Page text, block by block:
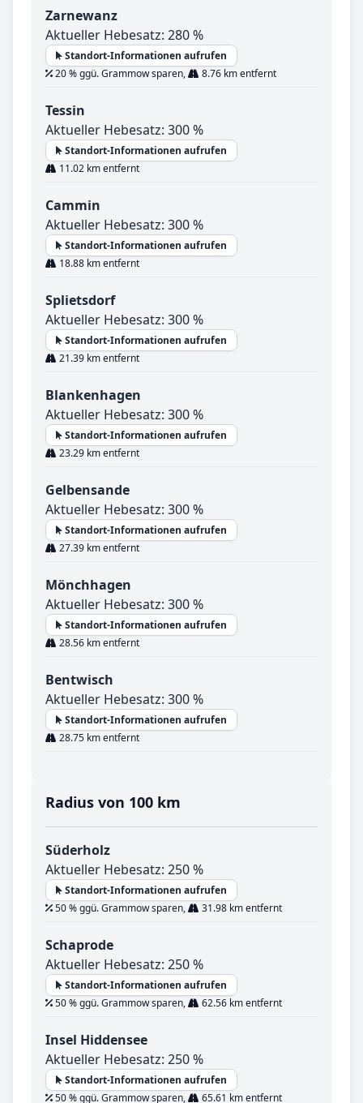
Zarnewanz
Aktueller Hebesatz: 280 %
Standort-Informationen aufrufen
20 % ggü. Grammow sparen,
8.76 km entfernt
Tessin
Aktueller Hebesatz: 300 %
Standort-Informationen aufrufen
11.02 km entfernt
Cammin
Aktueller Hebesatz: 300 %
Standort-Informationen aufrufen
18.88 km entfernt
Splietsdorf
Aktueller Hebesatz: 300 %
Standort-Informationen aufrufen
21.39 km entfernt
Blankenhagen
Aktueller Hebesatz: 300 %
Standort-Informationen aufrufen
23.29 km entfernt
Gelbensande
Aktueller Hebesatz: 300 %
Standort-Informationen aufrufen
27.39 km entfernt
Mönchhagen
Aktueller Hebesatz: 300 %
Standort-Informationen aufrufen
28.56 km entfernt
Bentwisch
Aktueller Hebesatz: 300 %
Standort-Informationen aufrufen
28.75 km entfernt
Radius von 100 km
Süderholz
Aktueller Hebesatz: 250 %
Standort-Informationen aufrufen
50 % ggü. Grammow sparen,
31.98 km entfernt
Schaprode
Aktueller Hebesatz: 250 %
Standort-Informationen aufrufen
50 % ggü. Grammow sparen,
62.56 km entfernt
Insel Hiddensee
Aktueller Hebesatz: 250 %
Standort-Informationen aufrufen
50 % ggü. Grammow sparen,
65.61 km entfernt